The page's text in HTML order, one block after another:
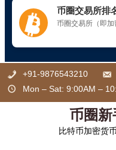
Skip
+91-9876543210
Mon – Sat: 9:00AM –
币圈新
比特币加密货